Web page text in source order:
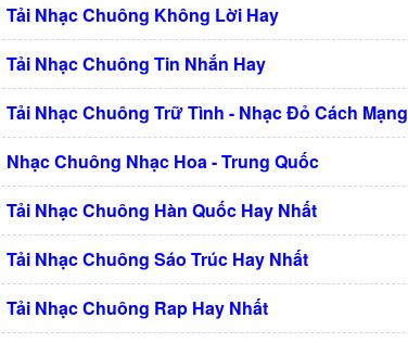
Tải Nhạc Chuông Không Lời Hay
Tải Nhạc Chuông Tin Nhắn Hay
Tải Nhạc Chuông Trữ Tình - Nhạc Đỏ Cách Mạng
Nhạc Chuông Nhạc Hoa - Trung Quốc
Tải Nhạc Chuông Hàn Quốc Hay Nhất
Tải Nhạc Chuông Sáo Trúc Hay Nhất
Tải Nhạc Chuông Rap Hay Nhất